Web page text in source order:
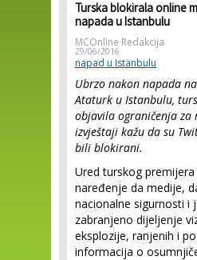
Turska blokirala online
napada u Istanbulu
MCOnline Redakcija
29/06/2016
napad u Istanbulu
Ubrzo nakon napada
Ataturk u Istanbulu,
objavila ograničenja za
izvještaji kažu da su
bili blokirani.
Ured turskog
naređenje da medije,
nacionalne sigurnosti i
zabranjeno dijeljenje
eksplozije, ranjenih i
informacija o